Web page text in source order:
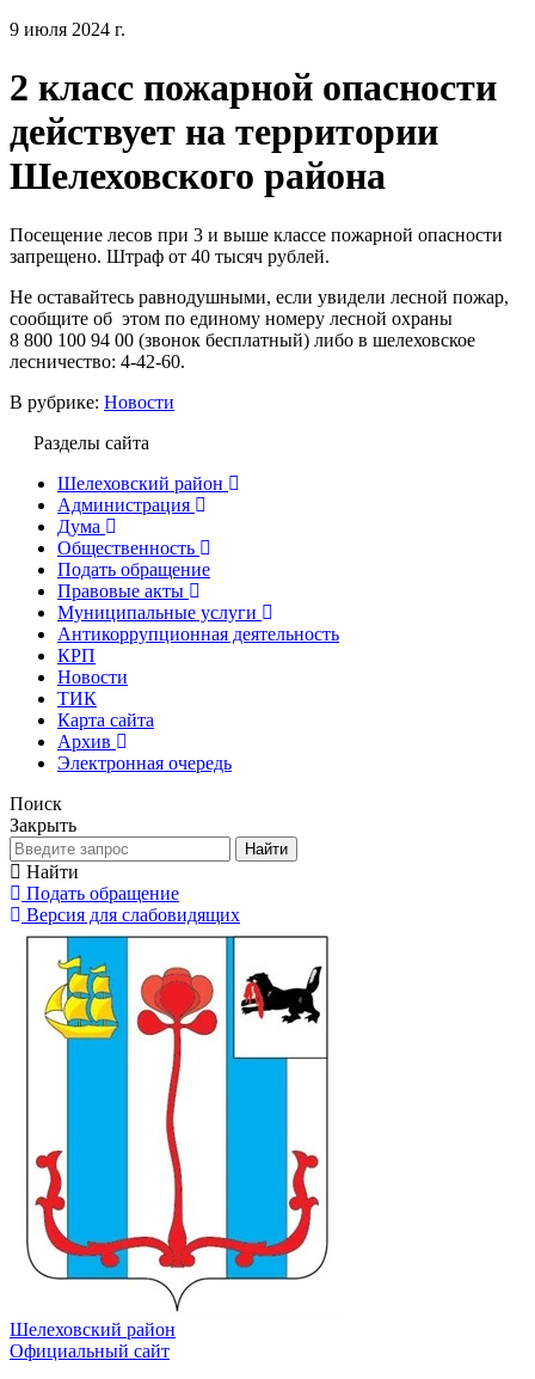
9 июля 2024 г.
2 класс пожарной опасности
действует на территории
Шелеховского района
Посещение лесов при 3 и выше классе пожарной опасности
запрещено. Штраф от 40 тысяч рублей.
Не оставайтесь равнодушными, если увидели лесной пожар,
сообщите об этом по единому номеру лесной охраны
8 800 100 94 00 (звонок бесплатный) либо в шелеховское
лесничество: 4-42-60.
В рубрике: Новости
Разделы сайта
Шелеховский район
Администрация
Дума
Общественность
Подать обращение
Правовые акты
Муниципальные услуги
Антикоррупционная деятельность
КРП
Новости
ТИК
Карта сайта
Архив
Электронная очередь
Поиск
Закрыть
Найти
Найти
Подать обращение
Версия для слабовидящих
Шелеховский район
Официальный сайт